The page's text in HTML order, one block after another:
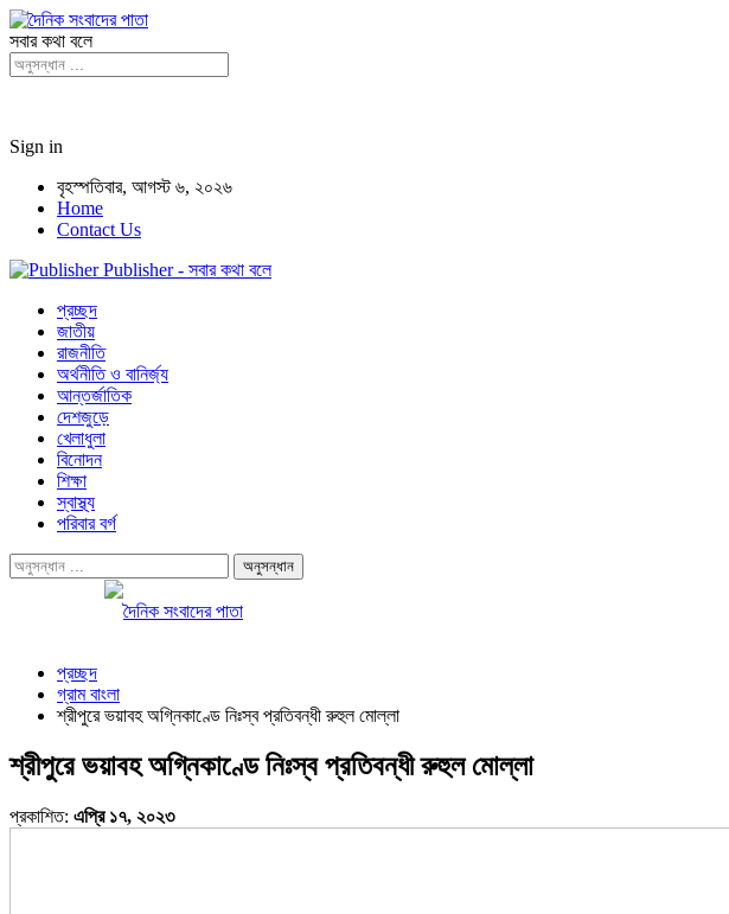
সবার কথা বলে
Sign in
বৃহস্পতিবার, আগস্ট ৬, ২০২৬
Home
Contact Us
Publisher - সবার কথা বলে
প্রচ্ছদ
জাতীয়
রাজনীতি
অর্থনীতি ও বানির্জ্য
আন্তর্জাতিক
দেশজুড়ে
খেলাধুলা
বিনোদন
শিক্ষা
স্বাস্থ্য
পরিবার বর্গ
প্রচ্ছদ
গ্রাম বাংলা
শ্রীপুরে ভয়াবহ অগ্নিকাণ্ডে নিঃস্ব প্রতিবন্ধী রুহুল মোল্লা
শ্রীপুরে ভয়াবহ অগ্নিকাণ্ডে নিঃস্ব প্রতিবন্ধী রুহুল মোল্লা
প্রকাশিত: এপ্রি ১৭, ২০২৩